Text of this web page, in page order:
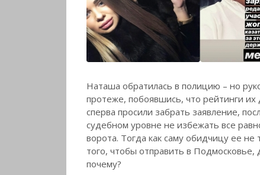
Наташа обратилась в полицию – но
протеже, побоявшись, что рейтинги их
сперва просили забрать заявление,
судебном уровне не избежать все
ворота. Тогда как саму обидчицу ее
того, чтобы отправить в
почему?